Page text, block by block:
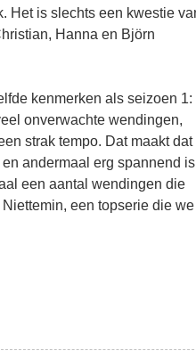
Het is slechts een kwestie
Hanna en Björn
kenmerken als seizoen 1:
onverwachte wendingen,
strak tempo. Dat maakt dat
andermaal erg spannend
een aantal wendingen die
een topserie die we